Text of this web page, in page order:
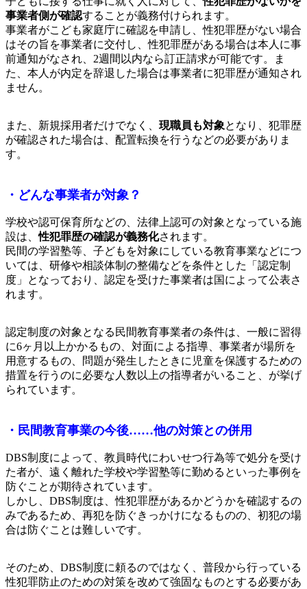
事業者側が確認することが義務付けられます。
事業者がこども家庭庁に確認を申請し、性犯罪歴がない場合
はその旨を事業者に交付し、性犯罪歴がある場合は本人に事
前通知がなされ、2週間以内なら訂正請求が可能です。ま
た、本人が内定を辞退した場合は事業者に犯罪歴が通知され
ません。
また、新規採用者だけでなく、 現職員も対象となり、犯罪歴
が確認された場合は、配置転換を行うなどの必要がありま
す。
・どんな事業者が対象？
学校や認可保育所などの、法律上認可の対象となっている施
設は、性犯罪歴の確認が義務化されます。
民間の学習塾等、子どもを対象にしている教育事業などにつ
いては、研修や相談体制の整備などを条件とした「認定制
度」となっており、認定を受けた事業者は国によって公表さ
れます。
認定制度の対象となる民間教育事業者の条件は、一般に習得
に6ヶ月以上かかるもの、対面による指導、事業者が場所を
用意するもの、問題が発生したときに児童を保護するための
措置を行うのに必要な人数以上の指導者がいること、が挙げ
られています。
・民間教育事業の今後……他の対策との併用
DBS制度によって、教員時代にわいせつ行為等で処分を受け
た者が、遠く離れた学校や学習塾等に勤めるといった事例を
防ぐことが期待されています。
しかし、DBS制度は、性犯罪歴があるかどうかを確認するの
みであるため、再犯を防ぐきっかけになるものの、初犯の場
合は防ぐことは難しいです。
そのため、DBS制度に頼るのではなく、普段から行っている
性犯罪防止のための対策を改めて強固なものとする必要があ